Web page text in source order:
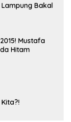
Bakal
Mustafa
Hitam